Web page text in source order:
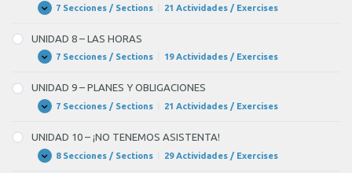
CASA
Expandir
UNIDAD
–
LAS
PROFESIONES
7 Secciones / Sections 21 Actividades / Exercises
UNIDAD 8 – LAS HORAS
Expandir
UNIDAD
–
LAS
HORAS
7 Secciones / Sections 19 Actividades / Exercises
UNIDAD 9 – PLANES Y OBLIGACIONES
Expandir
UNIDAD
–
PLANES
Y
OBLIGACIONES
7 Secciones / Sections 21 Actividades / Exercises
UNIDAD 10 – ¡NO TENEMOS ASISTENTA!
Expandir
UNIDAD8 Secciones / Sections 29 Actividades / Exercises